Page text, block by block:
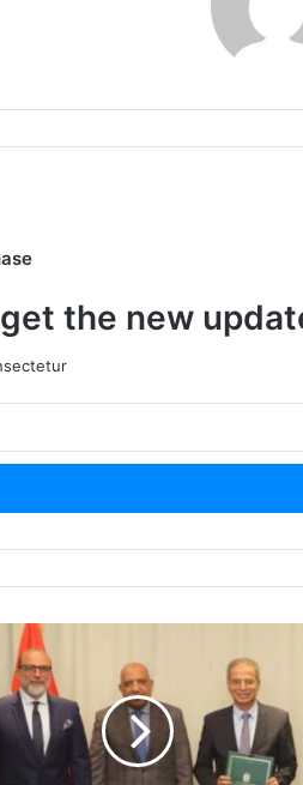
the new